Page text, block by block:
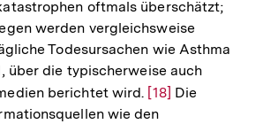
oftmals überschätzt;
werden vergleichsweise
Todesursachen wie Asthma
über die typischerweise auch
berichtet wird. Zur
Auflösung
[18] Die
wie den